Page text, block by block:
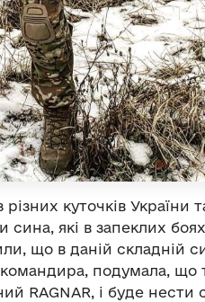
куточків України
які в запеклих
що в даній складній
подумала, що
RAGNAR, і буде нести